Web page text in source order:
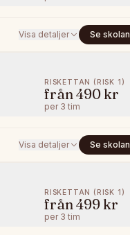
Visa detaljer Se skolan
RISKETTAN (RISK 1)
från 490 kr
per 3 tim
Visa detaljer Se skolan
RISKETTAN (RISK 1)
från 499 kr
per 3 tim